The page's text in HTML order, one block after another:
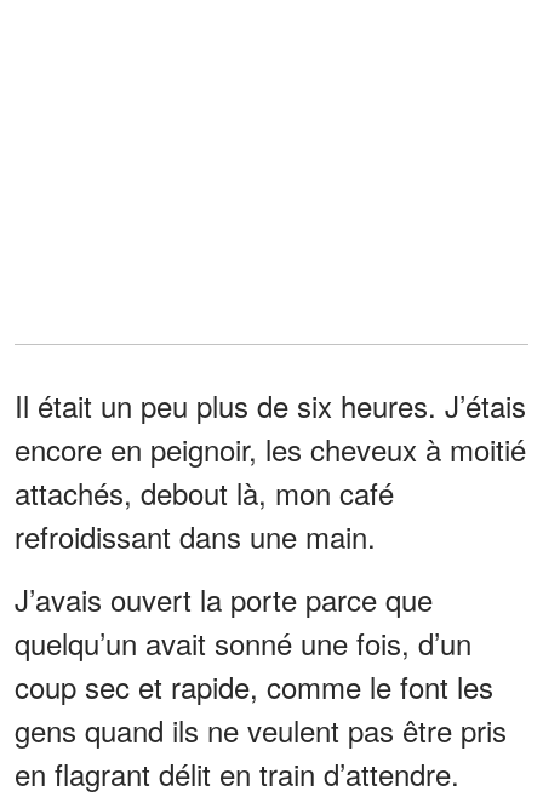
Il était un peu plus de six heures. J’étais
encore en peignoir, les cheveux à moitié
attachés, debout là, mon café
refroidissant dans une main.
J’avais ouvert la porte parce que
quelqu’un avait sonné une fois, d’un
coup sec et rapide, comme le font les
gens quand ils ne veulent pas être pris
en flagrant délit en train d’attendre.